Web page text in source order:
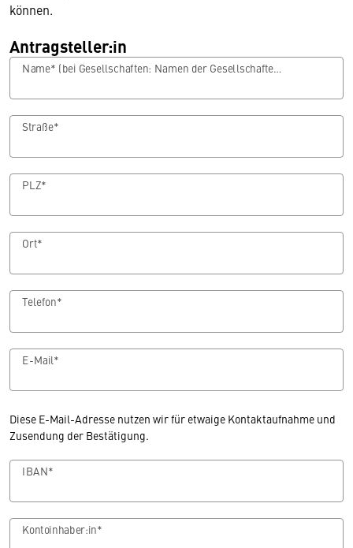
können.
Antragsteller:in
Name* (bei Gesellschaften: Namen der Gesellschafter:innen)
Straße*
PLZ*
Ort*
Telefon*
E-Mail*
Diese E-Mail-Adresse nutzen wir für etwaige Kontaktaufnahme und
Zusendung der Bestätigung.
IBAN*
Kontoinhaber:in*